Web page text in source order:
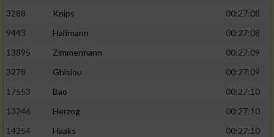
3288
Knips
00:27:08
9443
Halfmann
00:27:08
13895
Zimmermann
00:27:09
3278
Ghisiou
00:27:09
17553
Bao
00:27:10
13246
Herzog
00:27:10
14254
Haaks
00:27:10